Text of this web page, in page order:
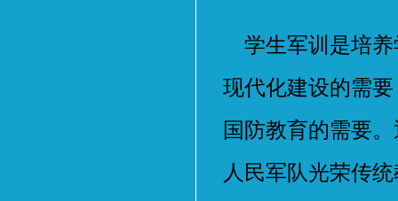
学生军训是培养
现代化建设的需
国防教育的需要
人民军队光荣传